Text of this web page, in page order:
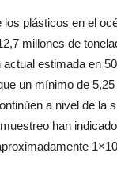
plásticos en el
millones de
estimada en
un mínimo de
a nivel de la
han